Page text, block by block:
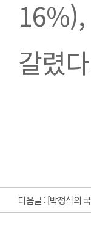
갈렸
다음글 :[박정식의